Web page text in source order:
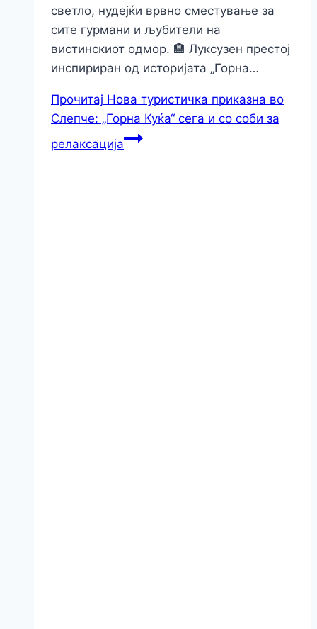
светло, нудејќи врвно сместување за
сите гурмани и љубители на
вистинскиот одмор. 🏨 Луксузен престој
инспириран од историјата „Горна…
Прочитај Нова туристичка приказна во
Слепче: „Горна Куќа“ сега и со соби за
релаксација